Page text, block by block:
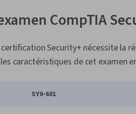
CompTIA
Security+ nécessite la
caractéristiques de cet examen
SY0-601